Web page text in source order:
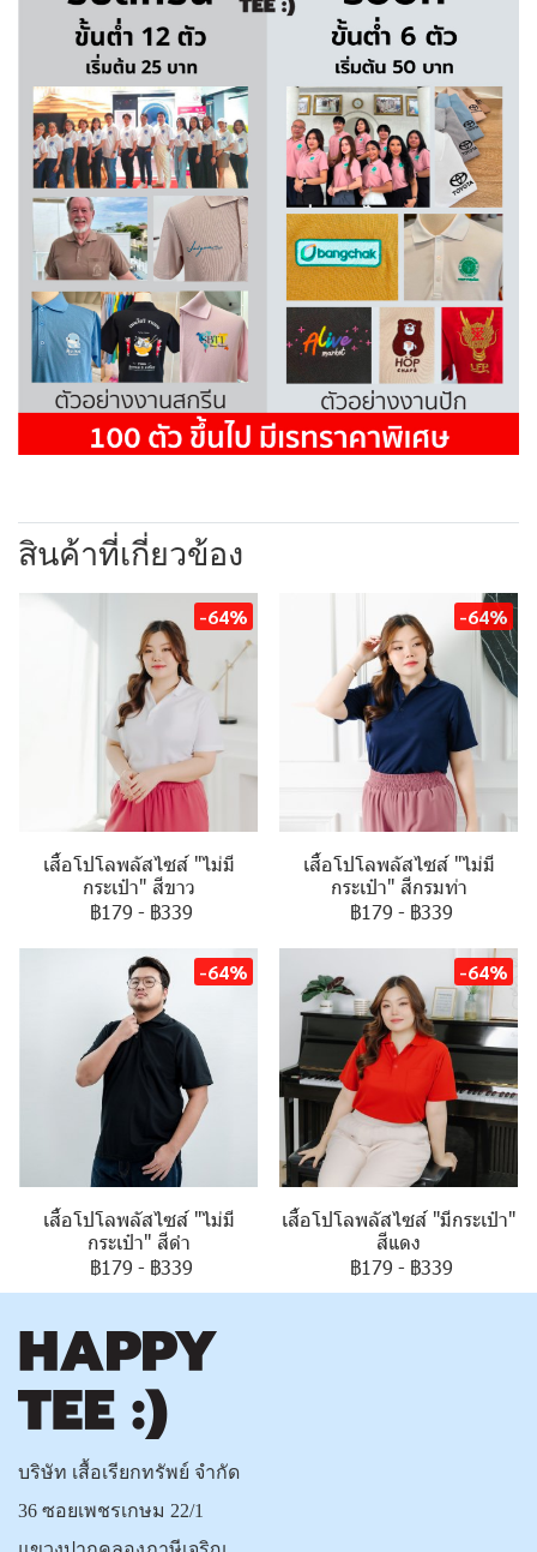
สินค้าที่เกี่ยวข้อง
-64%
เสื้อโปโลพลัสไซส์ "ไม่มี
กระเป๋า" สีขาว
฿179 - ฿339
-64%
เสื้อโปโลพลัสไซส์ "ไม่มี
กระเป๋า" สีกรมท่า
฿179 - ฿339
-64%
เสื้อโปโลพลัสไซส์ "ไม่มี
กระเป๋า" สีดำ
฿179 - ฿339
-64%
เสื้อโปโลพลัสไซส์ "มีกระเป๋า"
สีแดง
฿179 - ฿339
บริษัท เสื้อเรียกทรัพย์ จำกัด
36 ซอยเพชรเกษม 22/1